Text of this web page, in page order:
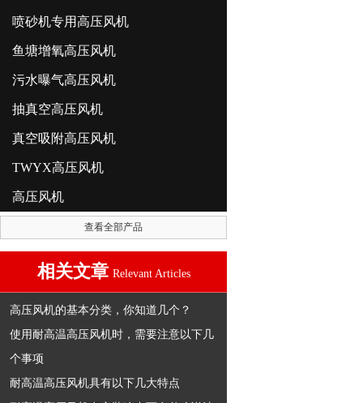
喷砂机专用高压风机
鱼塘增氧高压风机
污水曝气高压风机
抽真空高压风机
真空吸附高压风机
TWYX高压风机
高压风机
查看全部产品
相关文章 Relevant Articles
高压风机的基本分类，你知道几个？
使用耐高温高压风机时，需要注意以下几
个事项
耐高温高压风机具有以下几大特点